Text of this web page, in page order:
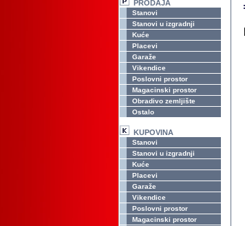
PRODAJA
Stanovi
Stanovi u izgradnji
Kuće
Placevi
Garaže
Vikendice
Poslovni prostor
Magacinski prostor
Obradivo zemljište
Ostalo
KUPOVINA
Stanovi
Stanovi u izgradnji
Kuće
Placevi
Garaže
Vikendice
Poslovni prostor
Magacinski prostor